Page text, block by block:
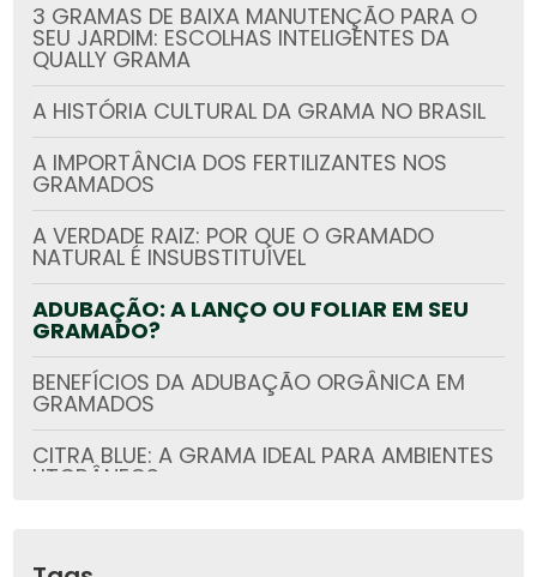
3 GRAMAS DE BAIXA MANUTENÇÃO PARA O
SEU JARDIM: ESCOLHAS INTELIGENTES DA
QUALLY GRAMA
A HISTÓRIA CULTURAL DA GRAMA NO BRASIL
A IMPORTÂNCIA DOS FERTILIZANTES NOS
GRAMADOS
A VERDADE RAIZ: POR QUE O GRAMADO
NATURAL É INSUBSTITUÍVEL
ADUBAÇÃO: A LANÇO OU FOLIAR EM SEU
GRAMADO?
BENEFÍCIOS DA ADUBAÇÃO ORGÂNICA EM
GRAMADOS
CITRA BLUE: A GRAMA IDEAL PARA AMBIENTES
LITORÂNEOS